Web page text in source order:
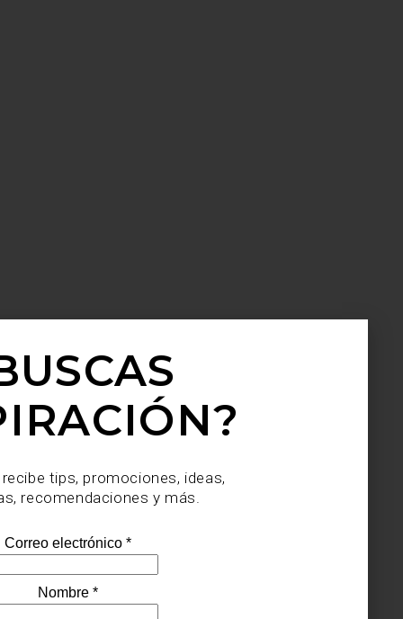
tips, promociones, ideas,
recomendaciones y más.